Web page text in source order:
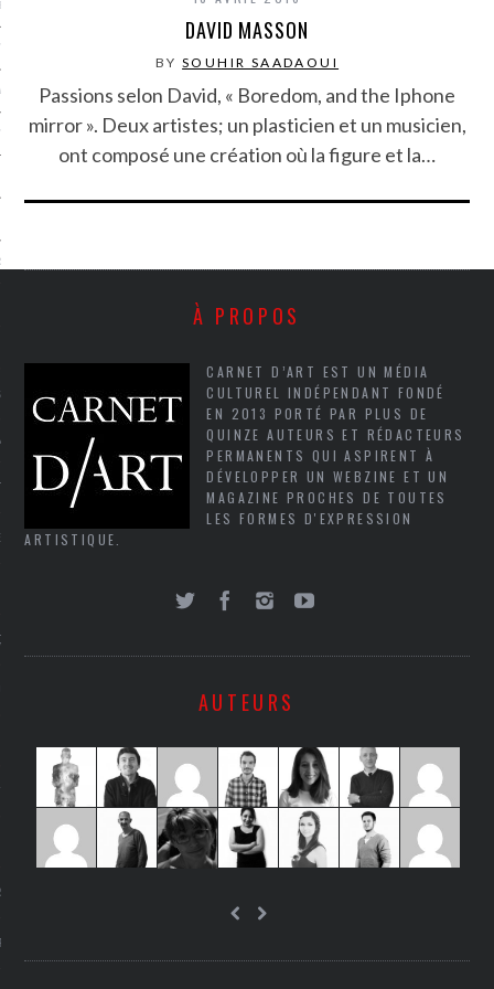
GUERRE
EN VOD
DAVID MASSON
BYSOUHIR SAADAOUI
Passions selon David, « Boredom, and the Iphone
mirror ». Deux artistes; un plasticien et un musicien,
ont composé une création où la figure et la…
À PROPOS
CARNET D’ART EST UN MÉDIA
CULTUREL INDÉPENDANT FONDÉ
EN 2013 PORTÉ PAR PLUS DE
QUINZE AUTEURS ET RÉDACTEURS
PERMANENTS QUI ASPIRENT À
DÉVELOPPER UN WEBZINE ET UN
MAGAZINE PROCHES DE TOUTES
LES FORMES D'EXPRESSION
ARTISTIQUE.
AUTEURS